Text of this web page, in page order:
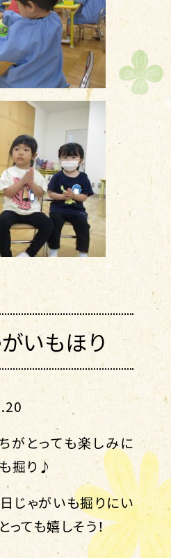
いもほり
がとっても楽しみに
掘り♪
じゃがいも掘りにい
っても嬉しそう！